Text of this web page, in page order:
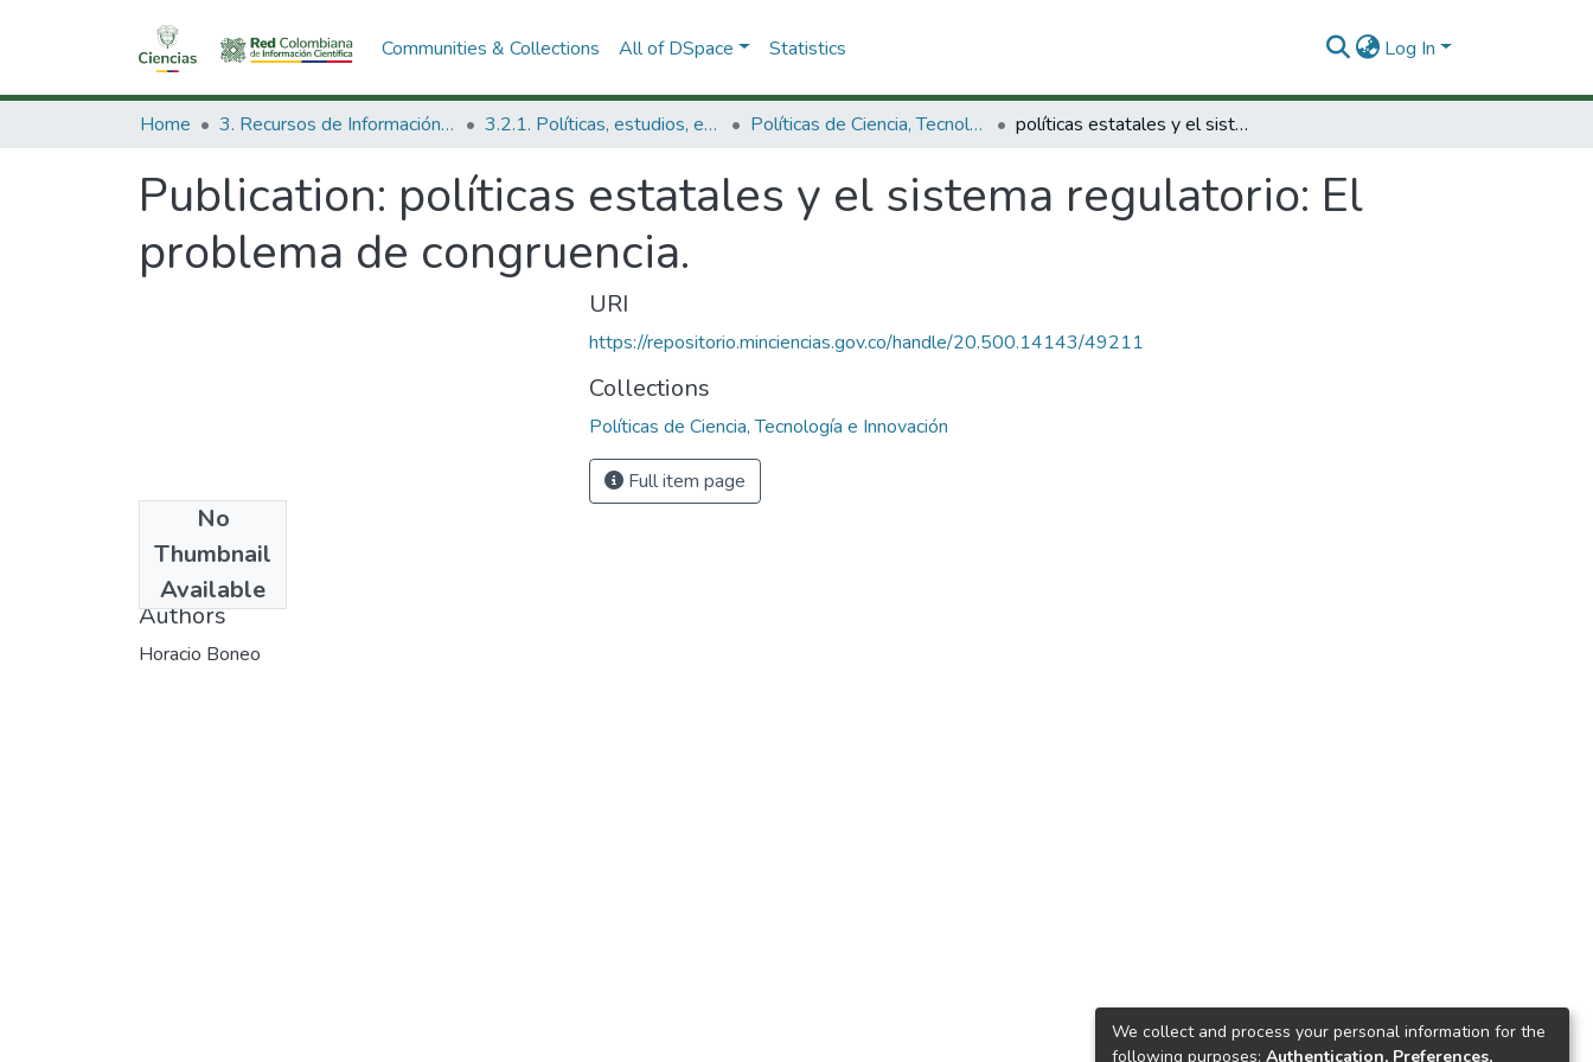
Communities & Collections All of DSpace Statistics Log In
Home 3. Recursos de Información Científica y Tecnológica 3.2.1. Políticas, estudios, evaluaciones e indicadores de CTeI Políticas de Ciencia, Tecnología e Innovación políticas estatales y el sistema regulatorio: El problema de congruencia.
Publication: políticas estatales y el sistema regulatorio: El
problema de congruencia.
No
Thumbnail
Available
1976
Authors
Horacio Boneo
URI
https://repositorio.minciencias.gov.co/handle/20.500.14143/49211
Collections
Políticas de Ciencia, Tecnología e Innovación
Full item page
We collect and process your personal information for the
following purposes: Authentication, Preferences,